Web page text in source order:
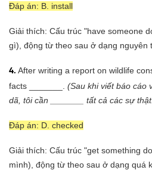
Đáp án: B. install
Giải thích: Cấu trúc "have someone
gì), động từ theo sau ở dạng nguyên
4. After writing a report on wildlife
facts _______. (Sau khi viết báo cáo
dã, tôi cần _______ tất cả các sự
Đáp án: D. checked
Giải thích: Cấu trúc "get something
mình), động từ theo sau ở dạng quá